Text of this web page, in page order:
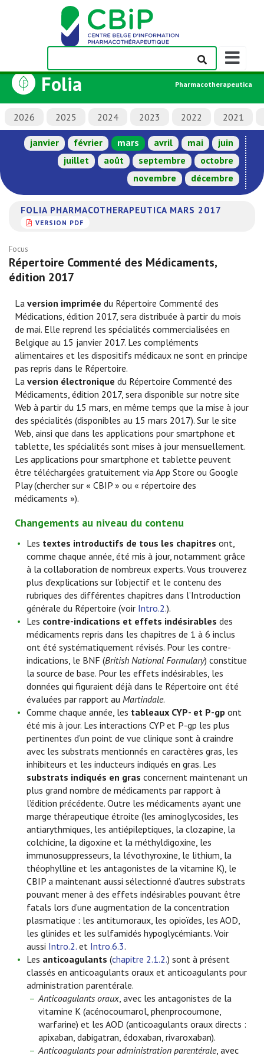
Afficher/
la
de
navigation
Folia Pharmacotherapeutica
2026 2025 2024 2023 2022 2021
janvier février mars avril mai
juin
juillet
août septembre
octobre
novembre
décembre
FOLIA PHARMACOTHERAPEUTICA MARS 2017
VERSION PDF
Focus
Répertoire Commenté des Médicaments,
édition 2017
La version imprimée du Répertoire Commenté des
Médications, édition 2017, sera distribuée à partir du mois
de mai. Elle reprend les spécialités commercialisées en
Belgique au 15 janvier 2017. Les compléments
alimentaires et les dispositifs médicaux ne sont en principe
pas repris dans le Répertoire.
La version électronique du Répertoire Commenté des
Médicaments, édition 2017, sera disponible sur notre site
Web à partir du 15 mars, en même temps que la mise à jour
des spécialités (disponibles au 15 mars 2017). Sur le site
Web, ainsi que dans les applications pour smartphone et
tablette, les spécialités sont mises à jour mensuellement.
Les applications pour smartphone et tablette peuvent
être téléchargées gratuitement via App Store ou Google
Play (chercher sur « CBIP » ou « répertoire des
médicaments »).
Changements au niveau du contenu
Les textes introductifs de tous les chapitres ont,
comme chaque année, été mis à jour, notamment grâce
à la collaboration de nombreux experts. Vous trouverez
plus d’explications sur l’objectif et le contenu des
rubriques des différentes chapitres dans l’Introduction
générale du Répertoire (voir Intro.2.).
Les contre-indications et effets indésirables des
médicaments repris dans les chapitres de 1 à 6 inclus
ont été systématiquement révisés. Pour les contre-
indications, le BNF (British National Formulary) constitue
la source de base. Pour les effets indésirables, les
données qui figuraient déjà dans le Répertoire ont été
évaluées par rapport au Martindale.
Comme chaque année, les tableaux CYP- et P-gp ont
été mis à jour. Les interactions CYP et P-gp les plus
pertinentes d’un point de vue clinique sont à craindre
avec les substrats mentionnés en caractères gras, les
inhibiteurs et les inducteurs indiqués en gras. Les
substrats indiqués en gras concernent maintenant un
plus grand nombre de médicaments par rapport à
l’édition précédente. Outre les médicaments ayant une
marge thérapeutique étroite (les aminoglycosides, les
antiarythmiques, les antiépileptiques, la clozapine, la
colchicine, la digoxine et la méthyldigoxine, les
immunosuppresseurs, la lévothyroxine, le lithium, la
théophylline et les antagonistes de la vitamine K), le
CBIP a maintenant aussi sélectionné d’autres substrats
pouvant mener à des effets indésirables pouvant être
fatals lors d’une augmentation de la concentration
plasmatique : les antitumoraux, les opioïdes, les AOD,
les glinides et les sulfamidés hypoglycémiants. Voir
aussi Intro.2. et Intro.6.3.
Les anticoagulants (chapitre 2.1.2.) sont à présent
classés en anticoagulants oraux et anticoagulants pour
administration parentérale.
Anticoagulants oraux, avec les antagonistes de la
vitamine K (acénocoumarol, phenprocoumone,
warfarine) et les AOD (anticoagulants oraux directs :
apixaban, dabigatran, édoxaban, rivaroxaban).
Anticoagulants pour administration parentérale, avec